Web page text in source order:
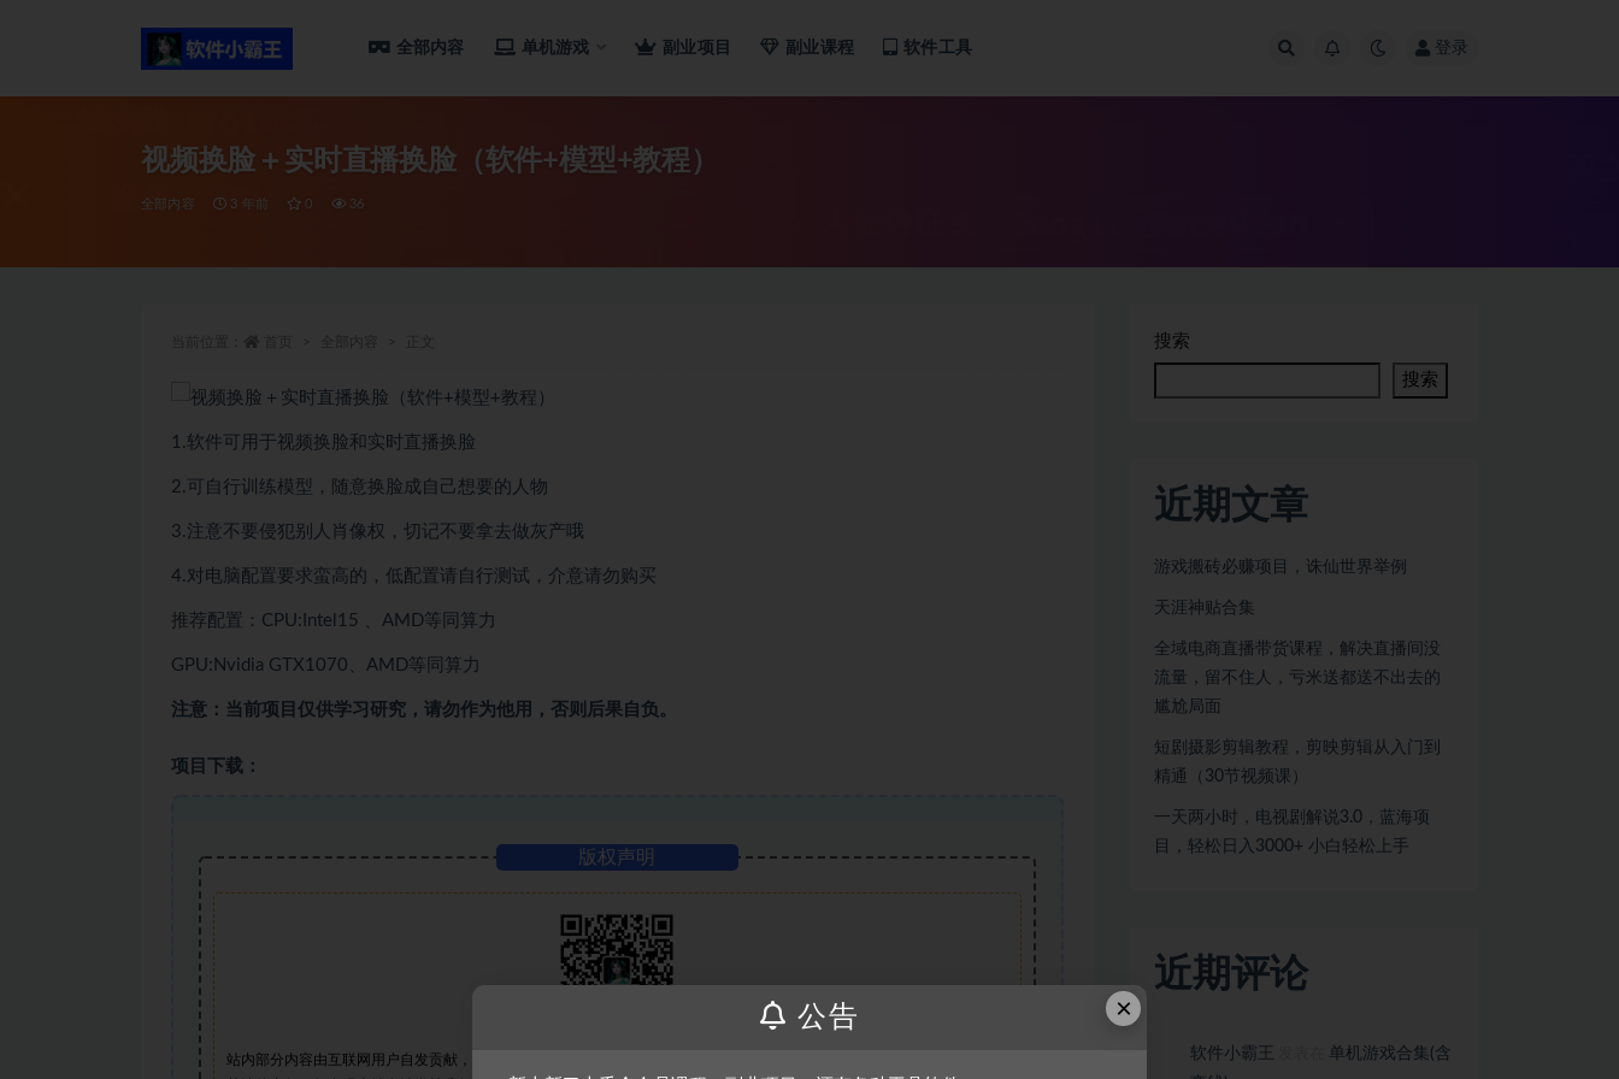
全部内容 单机游戏 副业项目 副业课程 软件工具 登录
视频换脸＋实时直播换脸（软件+模型+教程）
全部内容 3 年前 0 36
1.软件可用于视频换脸和实时直播换脸
2.可自行训练模型，随意换脸成自己想要的人物
3.注意不要侵犯别人肖像权，切记不要拿去做灰产哦
4.对电脑配置要求蛮高的，低配置请自行测试，介意请勿购买
推荐配置：CPU:Intel15 、AMD等同算力
GPU:Nvidia GTX1070、AMD等同算力
注意：当前项目仅供学习研究，请勿作为他用，否则后果自负。
项目下载：
版权声明
站内部分内容由互联网用户自发贡献，该文观点仅代表作者本人。本站仅提供信息存储空间服务，不拥有所有权，不承担相
搜索
搜索
近期文章
游戏搬砖必赚项目，诛仙世界举例
天涯神贴合集
全域电商直播带货课程，解决直播间没
流量，留不住人，亏米送都送不出去的
尴尬局面
短剧摄影剪辑教程，剪映剪辑从入门到
精通（30节视频课）
一天两小时，电视剧解说3.0，蓝海项
目，轻松日入3000+ 小白轻松上手
近期评论
软件小霸王
单机游戏合集(含
×
公告